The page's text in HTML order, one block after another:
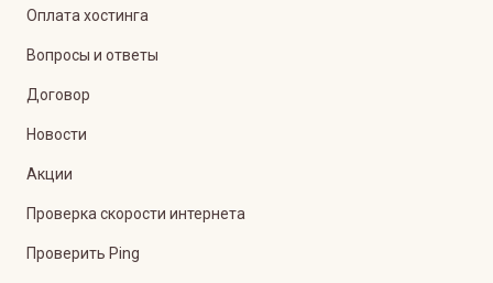
Оплата хостинга
Вопросы и ответы
Договор
Новости
Акции
Проверка скорости интернета
Проверить Ping